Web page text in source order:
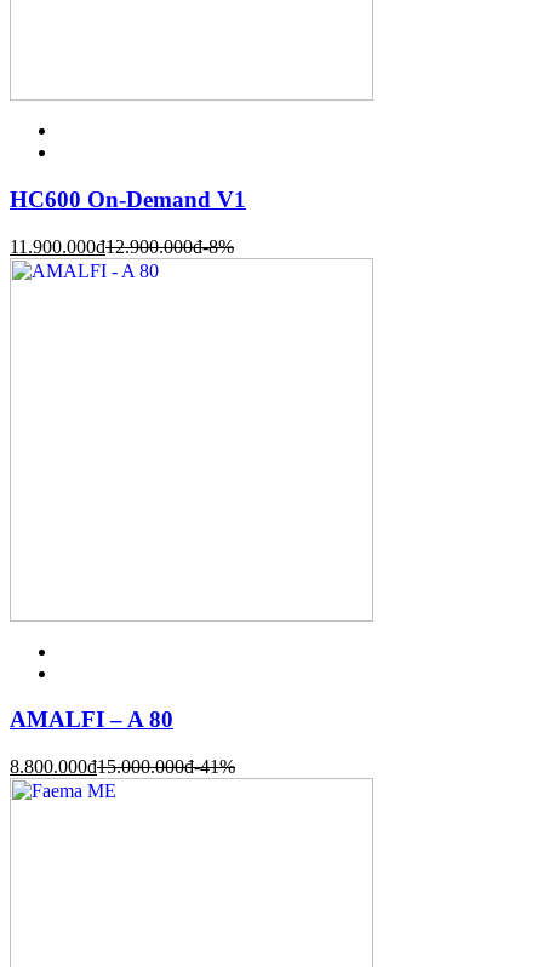
HC600 On-Demand V1
11.900.000đ12.900.000đ-8%
AMALFI – A 80
8.800.000đ15.000.000đ-41%